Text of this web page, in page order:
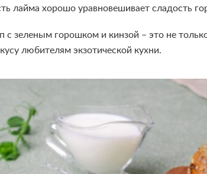
лайма хорошо уравновешивает сладость
с зеленым горошком и кинзой – это не
любителям экзотической кухни.